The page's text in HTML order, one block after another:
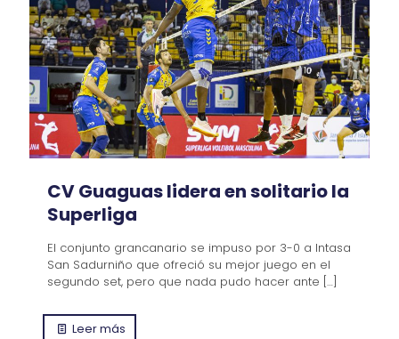
CV Guaguas lidera en solitario la
Superliga
El conjunto grancanario se impuso por 3-0 a Intasa
San Sadurniño que ofreció su mejor juego en el
segundo set, pero que nada pudo hacer ante […]
Leer más